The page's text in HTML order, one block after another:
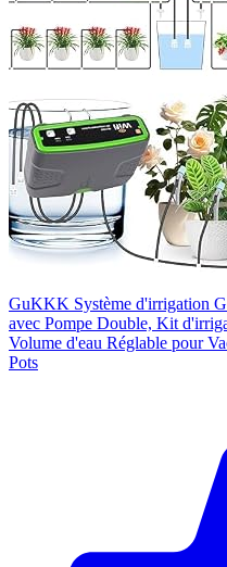
GuKKK Système d'irrigation
avec Pompe Double, Kit
Volume d'eau Réglable pour
Pots